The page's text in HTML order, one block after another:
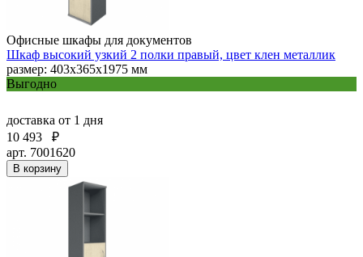
Офисные шкафы для документов
Шкаф высокий узкий 2 полки правый, цвет клен металлик
размер: 403х365х1975 мм
Выгодно
доставка от 1 дня
10 493
₽
арт. 7001620
В корзину